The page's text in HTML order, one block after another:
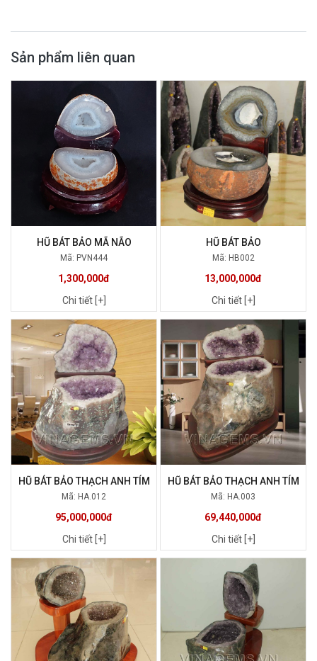
Sản phẩm liên quan
HŨ BÁT BẢO MÃ NÃO
Mã: PVN444
1,300,000đ
Chi tiết [+]
HŨ BÁT BẢO
Mã: HB002
13,000,000đ
Chi tiết [+]
HŨ BÁT BẢO THẠCH ANH TÍM
Mã: HA.012
95,000,000đ
Chi tiết [+]
HŨ BÁT BẢO THẠCH ANH TÍM
Mã: HA.003
69,440,000đ
Chi tiết [+]